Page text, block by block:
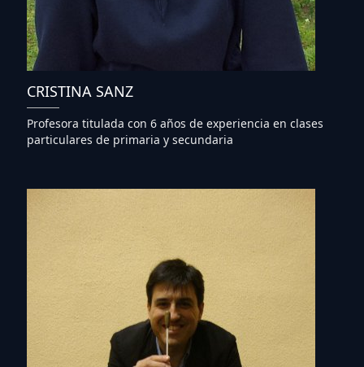
CRISTINA SANZ
Profesora titulada con 6 años de experiencia en clases
particulares de primaria y secundaria